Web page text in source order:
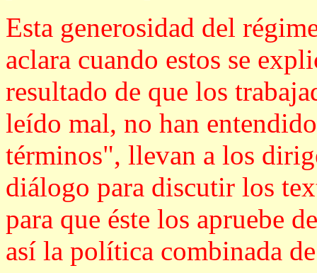
Esta generosidad del
aclara cuando estos se
resultado de que los
leído mal, no han
términos", llevan a los
diálogo para discutir los
para que éste los apruebe
así la política combinada